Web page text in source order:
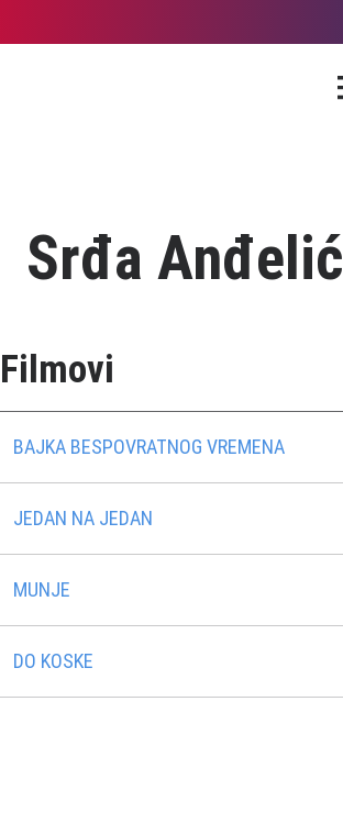
Srđa Anđelić
Filmovi
BAJKA BESPOVRATNOG VREMENA
JEDAN NA JEDAN
MUNJE
DO KOSKE